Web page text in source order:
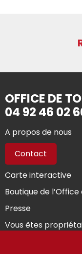
OFFICE DE
04 92 46 02
A propos de nous
Contact
Carte interactive
Boutique de
Presse
Vous êtes